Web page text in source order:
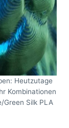
Heutzutage
Kombinationen
Green Silk PLA